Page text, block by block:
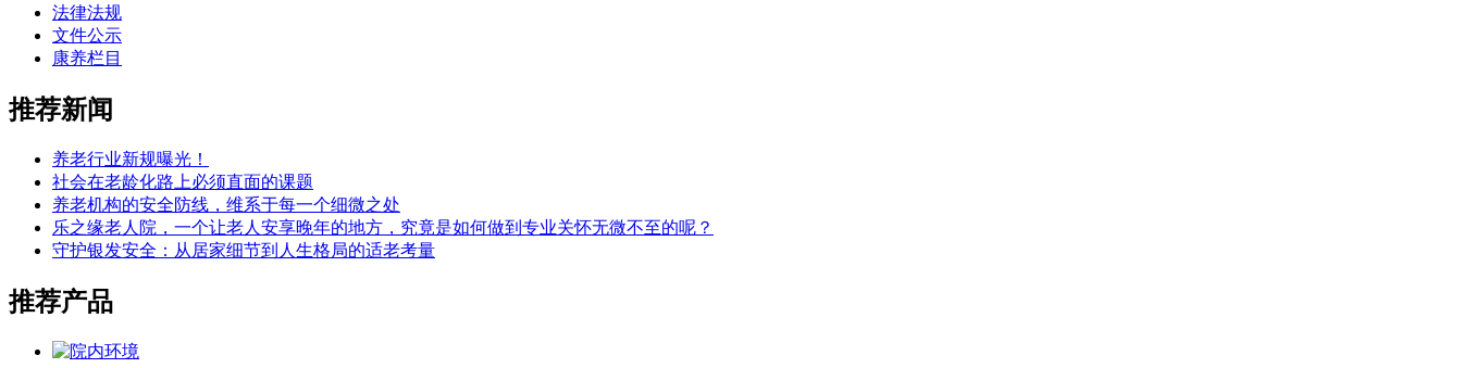
法律法规
文件公示
康养栏目
推荐新闻
养老行业新规曝光！
社会在老龄化路上必须直面的课题
养老机构的安全防线，维系于每一个细微之处
乐之缘老人院，一个让老人安享晚年的地方，究竟是如何做到专业关怀无微不至的呢？
守护银发安全：从居家细节到人生格局的适老考量
推荐产品